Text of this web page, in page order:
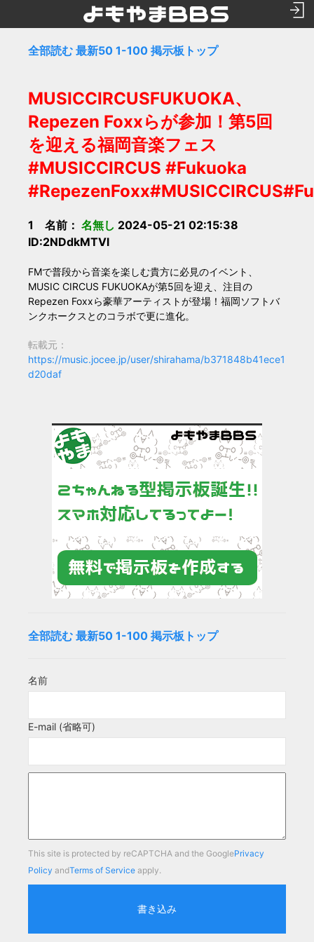
全部読む 最新50 1-100 掲示板トップ
MUSICCIRCUSFUKUOKA、
Repezen Foxxらが参加！第5回
を迎える福岡音楽フェス
#MUSICCIRCUS #Fukuoka
#RepezenFoxx#MUSICCIRCUS#Fu
1 名前： 名無し 2024-05-21 02:15:38
ID:2NDdkMTVl
FMで普段から音楽を楽しむ貴方に必見のイベント、
MUSIC CIRCUS FUKUOKAが第5回を迎え、注目の
Repezen Foxxら豪華アーティストが登場！福岡ソフトバ
ンクホークスとのコラボで更に進化。
転載元：
https://music.jocee.jp/user/shirahama/b371848b41ece1
d20daf
全部読む 最新50 1-100 掲示板トップ
名前
E-mail (省略可)
This site is protected by reCAPTCHA and the GooglePrivacy
Policy andTerms of Service apply.
書き込み